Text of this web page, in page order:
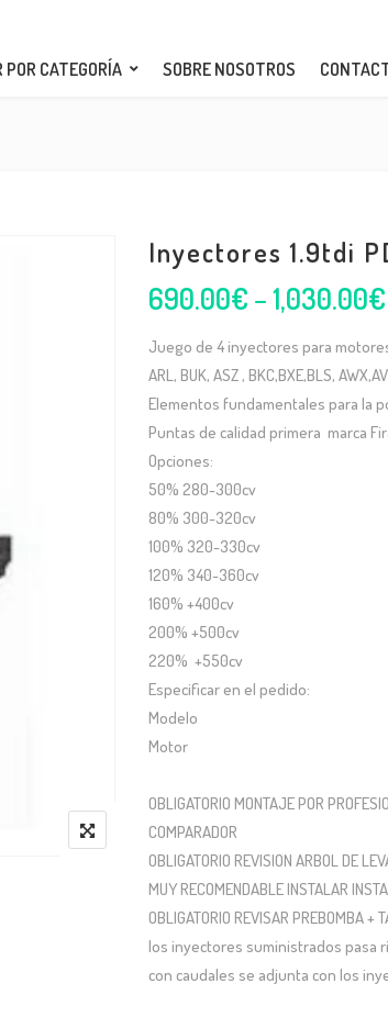
POR CATEGORÍA SOBRE NOSOTROS
Inyectores 1.9tdi
690.00€ –1,030.00€
Juego de 4 inyectores para
ARL, BUK, ASZ , BKC,BXE,BLS,
Elementos fundamentales para la
Puntas de calidad primera marca
Opciones:
50% 280-300cv
80% 300-320cv
100% 320-330cv
120% 340-360cv
160% +400cv
200% +500cv
220% +550cv
Especificar en el pedido:
Modelo
Motor
OBLIGATORIO MONTAJE POR
COMPARADOR
OBLIGATORIO REVISION ARBOL DE
MUY RECOMENDABLE INSTALAR
OBLIGATORIO REVISAR PREBOMBA +
los inyectores suministrados pasa
con caudales se adjunta con los